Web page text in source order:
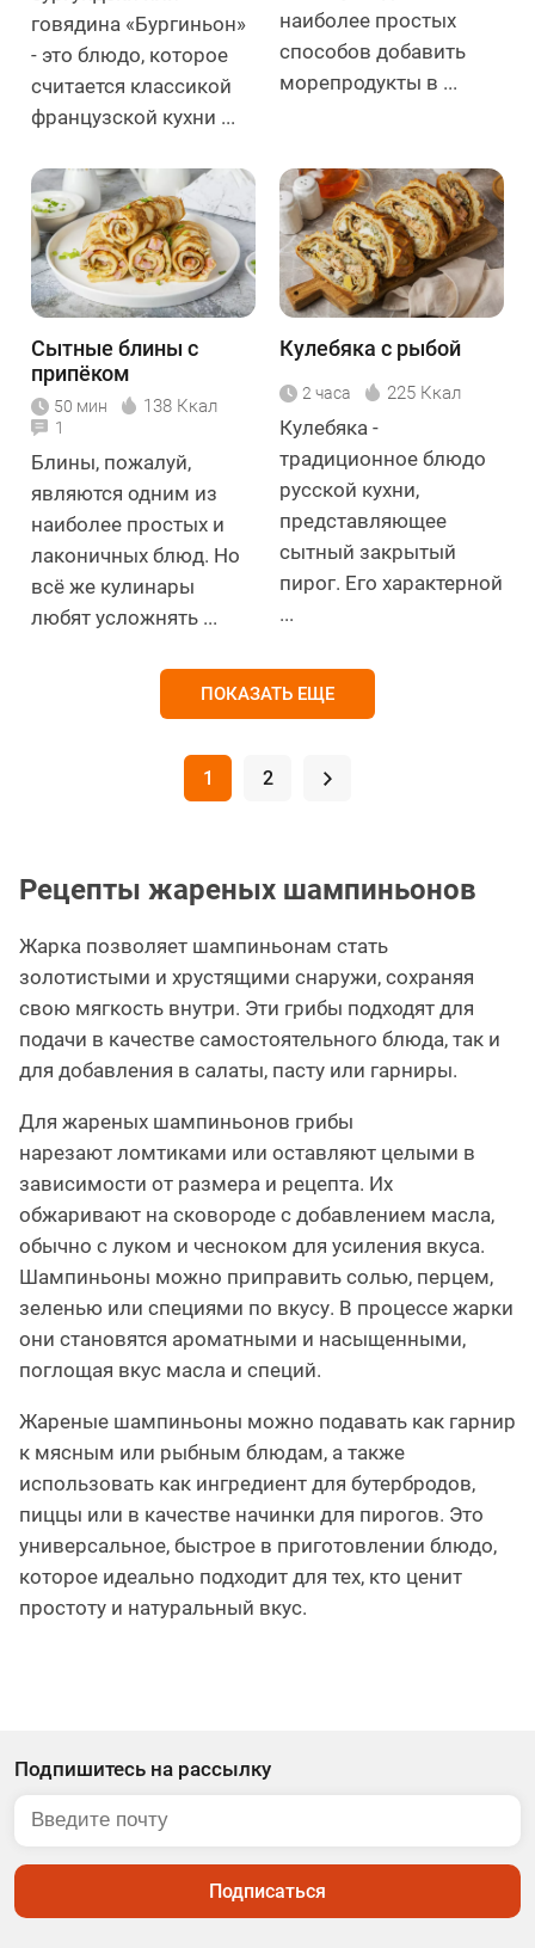
говядина «Бургиньон»
- это блюдо, которое
считается классикой
французской кухни ...
наиболее простых
способов добавить
морепродукты в ...
Сытные блины с
припёком
50 мин 138 Ккал
1
Блины, пожалуй,
являются одним из
наиболее простых и
лаконичных блюд. Но
всё же кулинары
любят усложнять ...
Кулебяка с рыбой
2 часа 225 Ккал
Кулебяка -
традиционное блюдо
русской кухни,
представляющее
сытный закрытый
пирог. Его характерной
...
ПОКАЗАТЬ ЕЩЕ
1 2 .
Рецепты жареных шампиньонов
Жарка позволяет шампиньонам стать
золотистыми и хрустящими снаружи, сохраняя
свою мягкость внутри. Эти грибы подходят для
подачи в качестве самостоятельного блюда, так и
для добавления в салаты, пасту или гарниры.
Для жареных шампиньонов грибы
нарезают ломтиками или оставляют целыми в
зависимости от размера и рецепта. Их
обжаривают на сковороде с добавлением масла,
обычно с луком и чесноком для усиления вкуса.
Шампиньоны можно приправить солью, перцем,
зеленью или специями по вкусу. В процессе жарки
они становятся ароматными и насыщенными,
поглощая вкус масла и специй.
Жареные шампиньоны можно подавать как гарнир
к мясным или рыбным блюдам, а также
использовать как ингредиент для бутербродов,
пиццы или в качестве начинки для пирогов. Это
универсальное, быстрое в приготовлении блюдо,
которое идеально подходит для тех, кто ценит
простоту и натуральный вкус.
Подпишитесь на рассылку
Подписаться